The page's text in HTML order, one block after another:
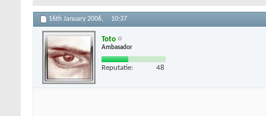
16th January 2006, 10:37
Toto
Ambasador
Reputatie: 48